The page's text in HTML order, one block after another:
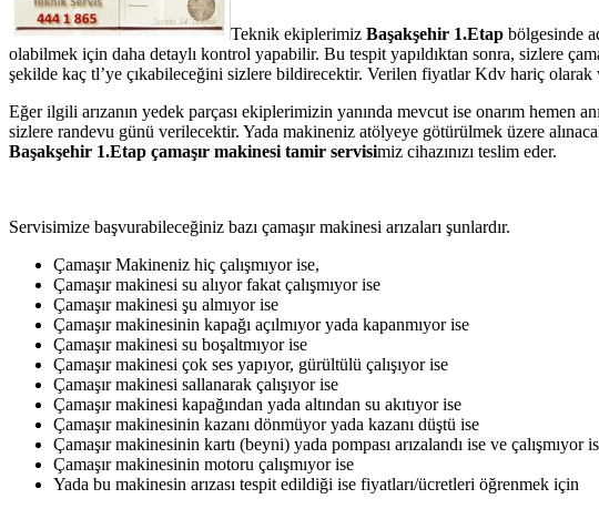
Teknik ekiplerimiz Başakşehir 1.Etap bölgesinde
olabilmek için daha detaylı kontrol yapabilir. Bu tespit yapıldıktan sonra, sizlere
şekilde kaç tl’ye çıkabileceğini sizlere bildirecektir. Verilen fiyatlar Kdv hariç
Eğer ilgili arızanın yedek parçası ekiplerimizin yanında mevcut ise onarım hemen
sizlere randevu günü verilecektir. Yada makineniz atölyeye götürülmek üzere
Başakşehir 1.Etap çamaşır makinesi tamir servisimiz cihazınızı teslim eder.
Servisimize başvurabileceğiniz bazı çamaşır makinesi arızaları şunlardır.
Çamaşır Makineniz hiç çalışmıyor ise,
Çamaşır makinesi su alıyor fakat çalışmıyor ise
Çamaşır makinesi şu almıyor ise
Çamaşır makinesinin kapağı açılmıyor yada kapanmıyor ise
Çamaşır makinesi su boşaltmıyor ise
Çamaşır makinesi çok ses yapıyor, gürültülü çalışıyor ise
Çamaşır makinesi sallanarak çalışıyor ise
Çamaşır makinesi kapağından yada altından su akıtıyor ise
Çamaşır makinesinin kazanı dönmüyor yada kazanı düştü ise
Çamaşır makinesinin kartı (beyni) yada pompası arızalandı ise ve çalışmıyor
Çamaşır makinesinin motoru çalışmıyor ise
Yada bu makinesin arızası tespit edildiği ise fiyatları/ücretleri öğrenmek için